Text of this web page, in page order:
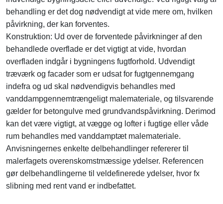
behandling er det dog nødvendigt at vide mere om, hvilken
påvirkning, der kan forventes.
Konstruktion: Ud over de forventede påvirkninger af den
behandlede overflade er det vigtigt at vide, hvordan
overfladen indgår i bygningens fugtforhold. Udvendigt
træværk og facader som er udsat for fugtgennemgang
indefra og ud skal nødvendigvis behandles med
vanddampgennemtrængeligt malemateriale, og tilsvarende
gælder for betongulve med grundvandspåvirkning. Derimod
kan det være vigtigt, at vægge og lofter i fugtige eller våde
rum behandles med vanddamptæt malemateriale.
Anvisningernes enkelte delbehandlinger refererer til
malerfagets overenskomstmæssige ydelser. Referencen
gør delbehandlingerne til veldefinerede ydelser, hvor fx
slibning med rent vand er indbefattet.